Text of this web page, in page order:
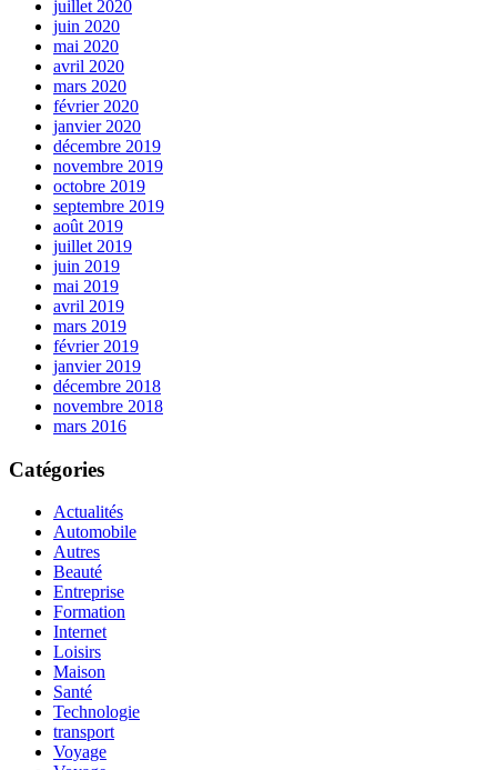
juillet 2020
juin 2020
mai 2020
avril 2020
mars 2020
février 2020
janvier 2020
décembre 2019
novembre 2019
octobre 2019
septembre 2019
août 2019
juillet 2019
juin 2019
mai 2019
avril 2019
mars 2019
février 2019
janvier 2019
décembre 2018
novembre 2018
mars 2016
Catégories
Actualités
Automobile
Autres
Beauté
Entreprise
Formation
Internet
Loisirs
Maison
Santé
Technologie
transport
Voyage